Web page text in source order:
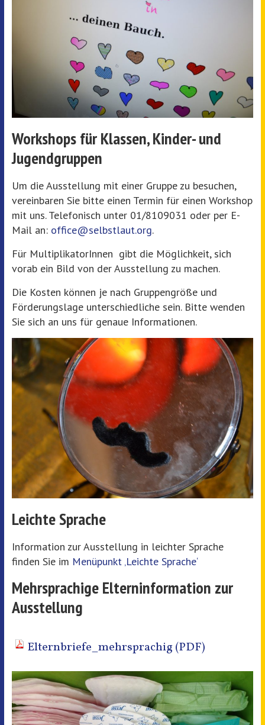
Workshops für Klassen, Kinder- und
Jugendgruppen
Um die Ausstellung mit einer Gruppe zu besuchen,
vereinbaren Sie bitte einen Termin für einen Workshop
mit uns. Telefonisch unter 01/8109031 oder per E-
Mail an: office@selbstlaut.org.
Für MultiplikatorInnen gibt die Möglichkeit, sich
vorab ein Bild von der Ausstellung zu machen.
Die Kosten können je nach Gruppengröße und
Förderungslage unterschiedliche sein. Bitte wenden
Sie sich an uns für genaue Informationen.
Leichte Sprache
Information zur Ausstellung in leichter Sprache
finden Sie im Menüpunkt ‚Leichte Sprache‘
Mehrsprachige Elterninformation zur
Ausstellung
Elternbriefe_mehrsprachig (PDF)